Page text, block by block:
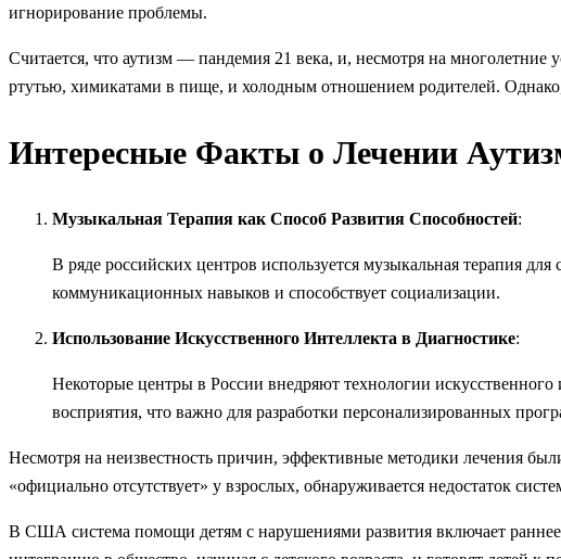
игнорирование проблемы.
Считается, что аутизм — пандемия 21 века, и, несмотря на
ртутью, химикатами в пище, и холодным отношением родителей.
Интересные Факты о Лечении
Музыкальная Терапия как Способ Развития Способностей:
В ряде российских центров используется музыкальная терапия
коммуникационных навыков и способствует социализации.
Использование Искусственного Интеллекта в Диагностике:
Некоторые центры в России внедряют технологии
восприятия, что важно для разработки персонализированных
Несмотря на неизвестность причин, эффективные методики лечения
«официально отсутствует» у взрослых, обнаруживается недостаток
В США система помощи детям с нарушениями развития включает